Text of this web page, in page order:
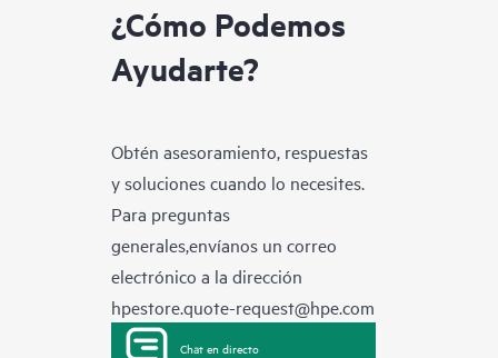
¿Cómo Podemos
Ayudarte?
Obtén asesoramiento, respuestas
y soluciones cuando lo necesites.
Para preguntas
generales,envíanos un correo
electrónico a la dirección
hpestore.quote-request@hpe.com
Chat en directo